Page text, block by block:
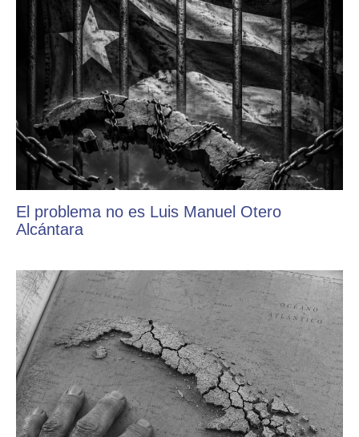
El problema no es Luis Manuel Otero
Alcántara